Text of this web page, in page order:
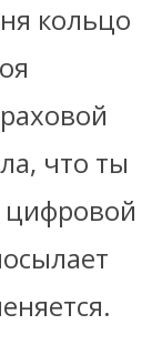
кольцо
что ты
цифровой